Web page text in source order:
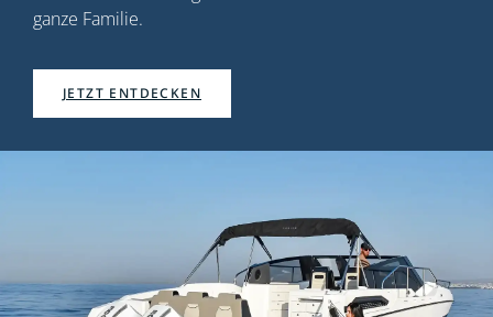
ganze Familie.
JETZT ENTDECKEN